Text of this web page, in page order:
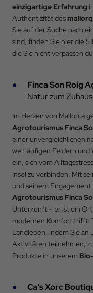
einzigartige Erfahrung
Authentizität des
Sie auf der Suche nach
sind, finden Sie hier die 5
die Sie nicht verpassen
Finca Son Roig
Natur zum
Im Herzen von Mallorca
Agrotourismus Finca
einer unvergleichlichen
weitläufigen Feldern und
ein, sich vom
Insel zu verbinden. Mit
und seinem
Agrotourismus Finca
Unterkunft – er ist ein
modernen Komfort trifft.
Landleben, indem Sie
Aktivitäten teilnehmen,
Produkte in unserem
Ca's Xorc